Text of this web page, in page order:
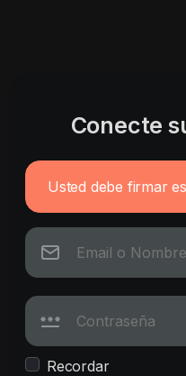
Conecte
Usted debe firmar
Recordar